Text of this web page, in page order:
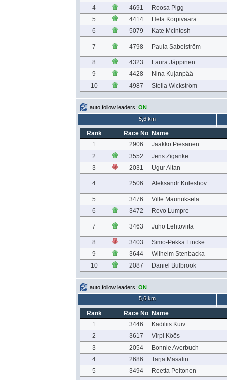
4
4691
Roosa Pigg
5
4414
Heta Korpivaara
6
5079 Kate McIntosh
7 4798 Paula Sabelström
8 4323
Laura Jäppinen
9
4428
Nina Kujanpää
10
4987 Stella Wickström
auto follow leaders: ON
5,6 km
Rank Race No Name
1
2906
Jaakko Piesanen
2
3552
Jens Ziganke
3
2031 Ugur Altan
4 2506 Aleksandr Kuleshov
5 3476
Ville Maunuksela
6
3472 Revo Lumpre
7 3463 Juho Lehtoviita
8 3403
Simo-Pekka Fincke
9
3644
Wilhelm Stenbacka
10
2087 Daniel Bulbrook
auto follow leaders: ON
5,6 km
Rank Race No Name
1
3446
Kadiliis Kuiv
2
3617
Virpi Köös
3
2054
Bonnie Averbuch
4
2686
Tarja Masalin
5
3494
Reetta Peltonen